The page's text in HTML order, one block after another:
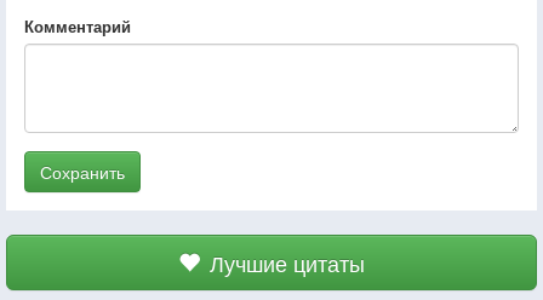
Комментарий
Сохранить
Лучшие цитаты